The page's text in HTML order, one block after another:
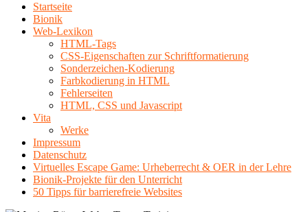
Startseite
Bionik
Web-Lexikon
HTML-Tags
CSS-Eigenschaften zur Schriftformatierung
Sonderzeichen-Kodierung
Farbkodierung in HTML
Fehlerseiten
HTML, CSS und Javascript
Vita
Werke
Impressum
Datenschutz
Virtuelles Escape Game: Urheberrecht & OER in der Lehre
Bionik-Projekte für den Unterricht
50 Tipps für barrierefreie Websites